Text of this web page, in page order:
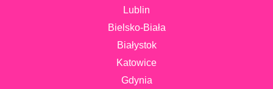
Lublin
Bielsko-Biała
Białystok
Katowice
Gdynia